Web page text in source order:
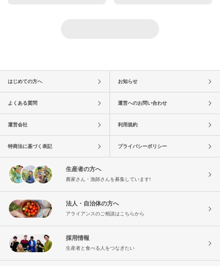
はじめての方へ お知らせ
よくある質問 運営へのお問い合わせ
運営会社 利用規約
特商法に基づく表記 プライバシーポリシー
生産者の方へ
農家さん・漁師さんを募集しています!
法人・自治体の方へ
アライアンスのご相談はこちらから
採用情報
生産者と食べる人をつなぎたい